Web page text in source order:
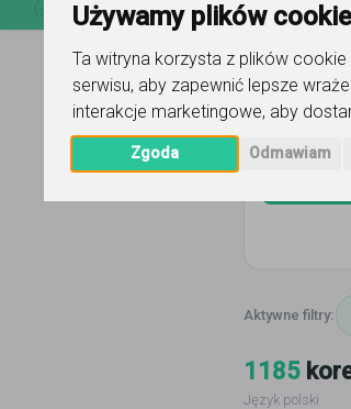
Używamy plików cookie
Ta witryna korzysta z plików
serwisu, aby zapewnić lepsze
interakcje marketingowe, aby
Zgoda Odmawiam
Strona główna
1185
Język polski